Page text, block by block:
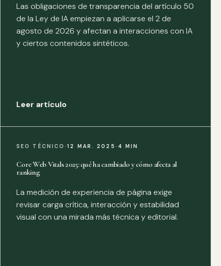
Las obligaciones de transparencia del artículo 50
de la Ley de IA empiezan a aplicarse el 2 de
agosto de 2026 y afectan a interacciones con IA
y ciertos contenidos sintéticos.
Leer artículo
SEO TÉCNICO·12 MAR. 2025 · 4 MIN
Core Web Vitals 2025: qué ha cambiado y cómo afecta al
ranking
La medición de experiencia de página exige
revisar carga crítica, interacción y estabilidad
visual con una mirada más técnica y editorial.